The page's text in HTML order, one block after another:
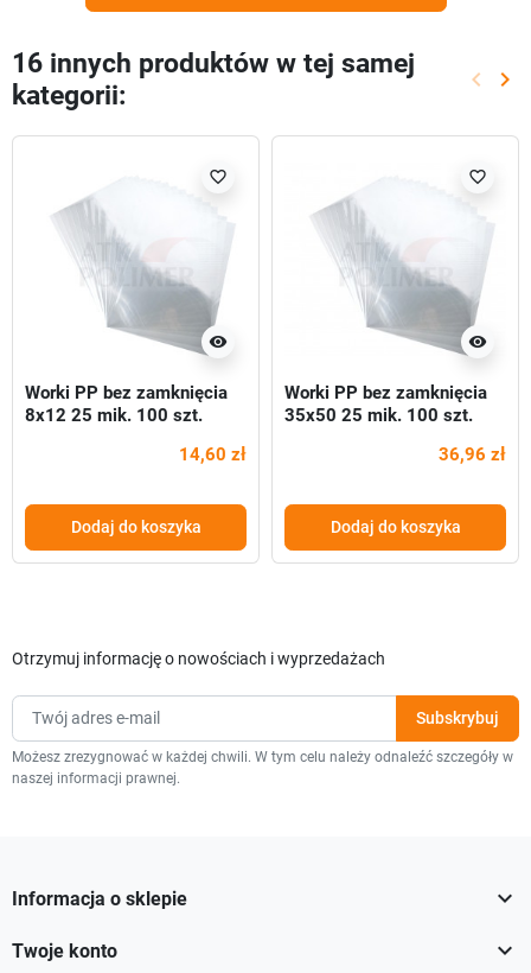
16 innych produktów w tej samej
kategorii:
keyboard_arrow_left keyboard_arrow_right
visibility
favorite_border
Worki PP bez zamknięcia
8x12 25 mik. 100 szt.
14,60 zł
Dodaj do koszyka
visibility
favorite_border
Worki PP bez zamknięcia
35x50 25 mik. 100 szt.
36,96 zł
Dodaj do koszyka
Otrzymuj informację o nowościach i wyprzedażach
Możesz zrezygnować w każdej chwili. W tym celu należy odnaleźć szczegóły w
naszej informacji prawnej.
Informacja o sklepie 
Twoje konto 